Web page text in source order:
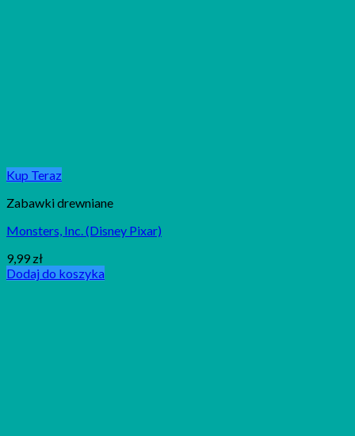
Kup Teraz
Zabawki drewniane
Monsters, Inc. (Disney Pixar)
9,99 zł
Dodaj do koszyka